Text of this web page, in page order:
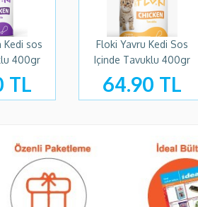
Kedi sos
400gr
TL
Floki Yavru Kedi Sos
Içinde Tavuklu 400gr
64.90 TL